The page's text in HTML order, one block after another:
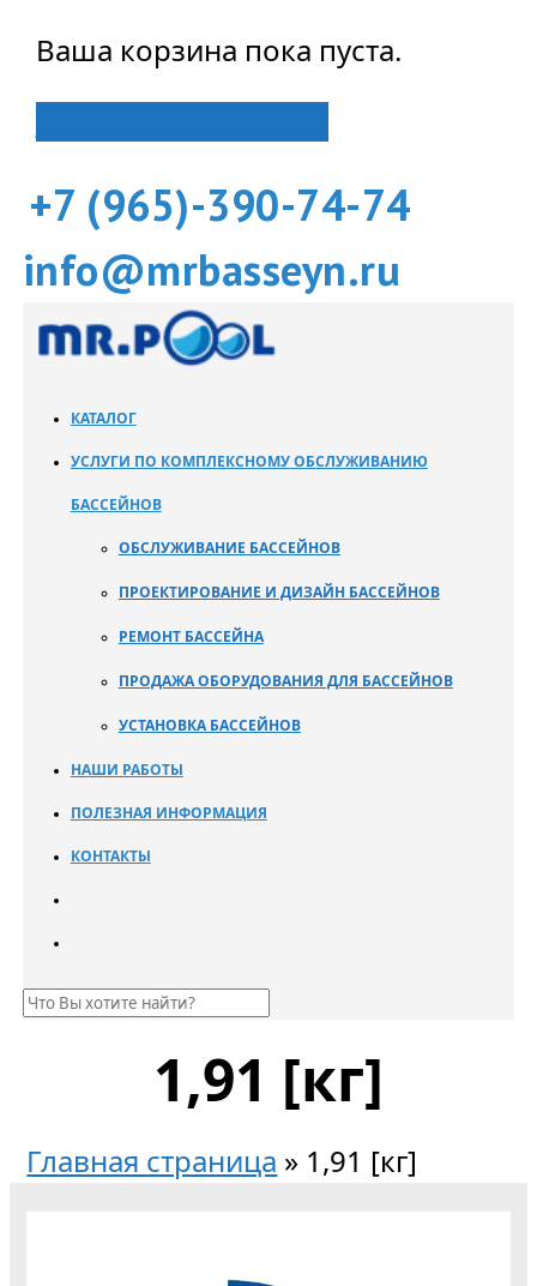
Ваша корзина пока пуста.
+7 (965)-390-74-74
info@mrbasseyn.ru
КАТАЛОГ
УСЛУГИ ПО КОМПЛЕКСНОМУ ОБСЛУЖИВАНИЮ
БАССЕЙНОВ
ОБСЛУЖИВАНИЕ БАССЕЙНОВ
ПРОЕКТИРОВАНИЕ И ДИЗАЙН БАССЕЙНОВ
РЕМОНТ БАССЕЙНА
ПРОДАЖА ОБОРУДОВАНИЯ ДЛЯ БАССЕЙНОВ
УСТАНОВКА БАССЕЙНОВ
НАШИ РАБОТЫ
ПОЛЕЗНАЯ ИНФОРМАЦИЯ
КОНТАКТЫ
1,91 [кг]
Главная страница » 1,91 [кг]